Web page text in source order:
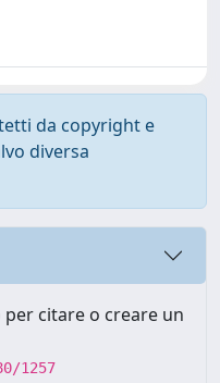
da copyright e
diversa
citare o creare un
1257